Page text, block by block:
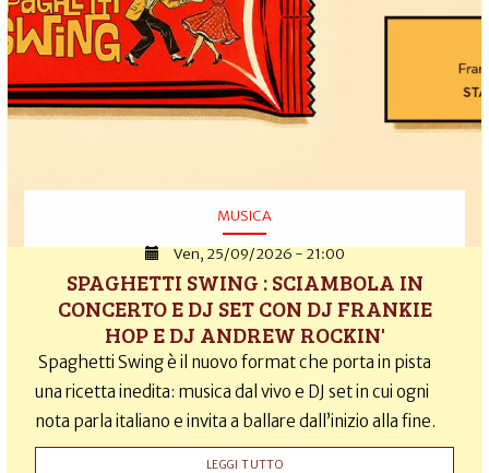
MUSICA
Ven, 25/09/2026 - 21:00
SPAGHETTI SWING : SCIAMBOLA IN
CONCERTO E DJ SET CON DJ FRANKIE
HOP E DJ ANDREW ROCKIN'
Spaghetti Swing è il nuovo format che porta in pista
una ricetta inedita: musica dal vivo e DJ set in cui ogni
nota parla italiano e invita a ballare dall’inizio alla fine.
LEGGI TUTTO